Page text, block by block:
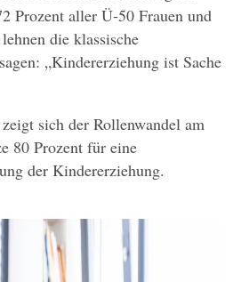
Prozent aller Ü-50 Frauen und
die klassische
„Kindererziehung ist Sache
sich der Rollenwandel am
80 Prozent für eine
der Kindererziehung.